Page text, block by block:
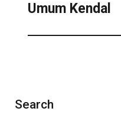
Umum Kendal
Search